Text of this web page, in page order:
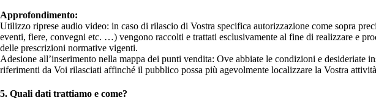
Approfondimento:
Utilizzo riprese audio video: in caso di rilascio di Vostra specifica autorizzazione come sopra
eventi, fiere, convegni etc. …) vengono raccolti e trattati esclusivamente al fine di realizzare e
delle prescrizioni normative vigenti.
Adesione all’inserimento nella mappa dei punti vendita: Ove abbiate le condizioni e desideriate
riferimenti da Voi rilasciati affinché il pubblico possa più agevolmente localizzare la Vostra
5. Quali dati trattiamo e come?